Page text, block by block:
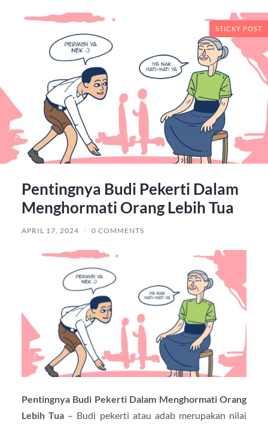
STICKY POST
Pentingnya Budi Pekerti Dalam
Menghormati Orang Lebih Tua
APRIL 17, 2024 / 0 COMMENTS
Pentingnya Budi Pekerti Dalam Menghormati Orang
Lebih Tua – Budi pekerti atau adab merupakan nilai